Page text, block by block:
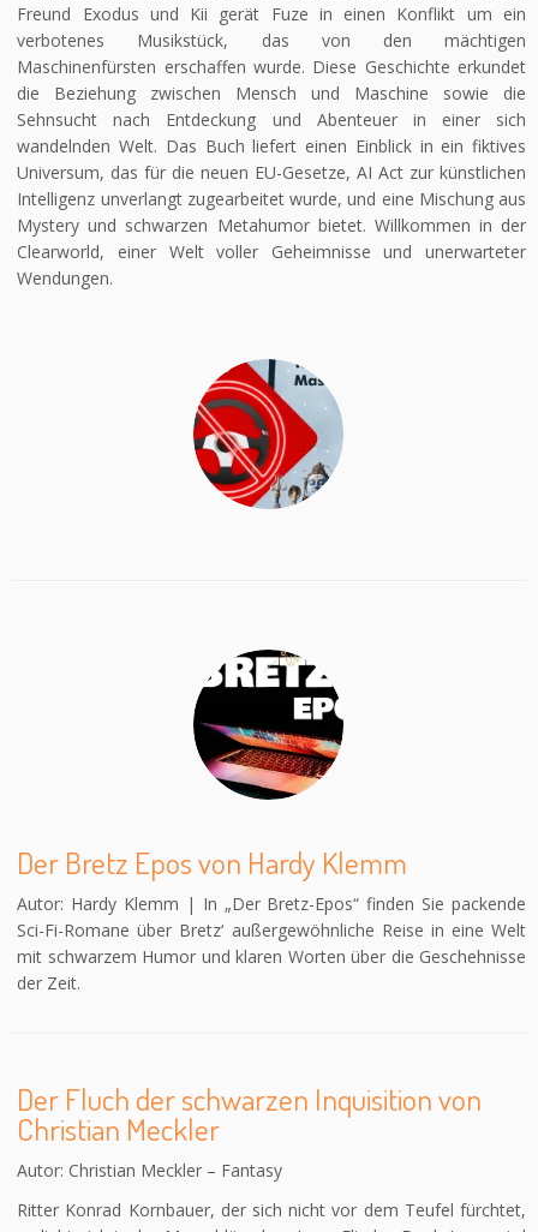
Freund Exodus und Kii gerät Fuze in einen Konflikt um ein
verbotenes Musikstück, das von den mächtigen
Maschinenfürsten erschaffen wurde. Diese Geschichte erkundet
die Beziehung zwischen Mensch und Maschine sowie die
Sehnsucht nach Entdeckung und Abenteuer in einer sich
wandelnden Welt. Das Buch liefert einen Einblick in ein fiktives
Universum, das für die neuen EU-Gesetze, AI Act zur künstlichen
Intelligenz unverlangt zugearbeitet wurde, und eine Mischung aus
Mystery und schwarzen Metahumor bietet. Willkommen in der
Clearworld, einer Welt voller Geheimnisse und unerwarteter
Wendungen.
Der Bretz Epos von Hardy Klemm
Autor: Hardy Klemm | In „Der Bretz-Epos“ finden Sie packende
Sci-Fi-Romane über Bretz‘ außergewöhnliche Reise in eine Welt
mit schwarzem Humor und klaren Worten über die Geschehnisse
der Zeit.
Der Fluch der schwarzen Inquisition von
Christian Meckler
Autor: Christian Meckler – Fantasy
Ritter Konrad Kornbauer, der sich nicht vor dem Teufel fürchtet,